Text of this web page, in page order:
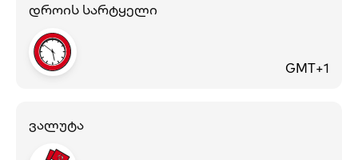
დროის სარტყელი
GMT+1
ვალუტა